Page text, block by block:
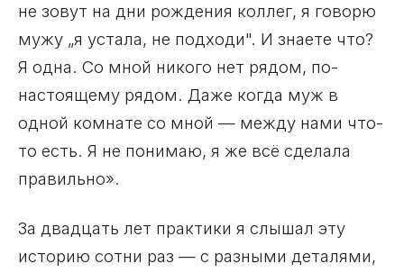
не зовут на дни рождения коллег, я говорю
мужу „я устала, не подходи". И знаете что?
Я одна. Со мной никого нет рядом, по-
настоящему рядом. Даже когда муж в
одной комнате со мной — между нами что-
то есть. Я не понимаю, я же всё сделала
правильно».
За двадцать лет практики я слышал эту
историю сотни раз — с разными деталями,